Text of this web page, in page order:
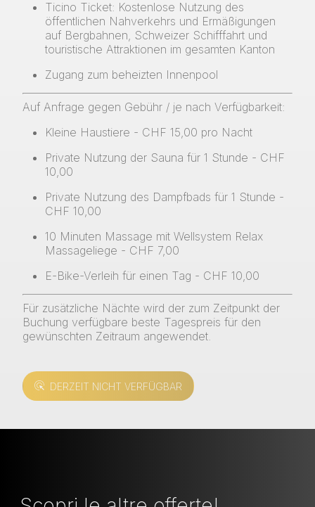
Ticino Ticket: Kostenlose Nutzung des
öffentlichen Nahverkehrs und Ermäßigungen
auf Bergbahnen, Schweizer Schifffahrt und
touristische Attraktionen im gesamten Kanton
Zugang zum beheizten Innenpool
Auf Anfrage gegen Gebühr / je nach Verfügbarkeit:
Kleine Haustiere - CHF 15,00 pro Nacht
Private Nutzung der Sauna für 1 Stunde - CHF
10,00
Private Nutzung des Dampfbads für 1 Stunde -
CHF 10,00
10 Minuten Massage mit Wellsystem Relax
Massageliege - CHF 7,00
E-Bike-Verleih für einen Tag - CHF 10,00
Für zusätzliche Nächte wird der zum Zeitpunkt der
Buchung verfügbare beste Tagespreis für den
gewünschten Zeitraum angewendet.
DERZEIT NICHT VERFÜGBAR